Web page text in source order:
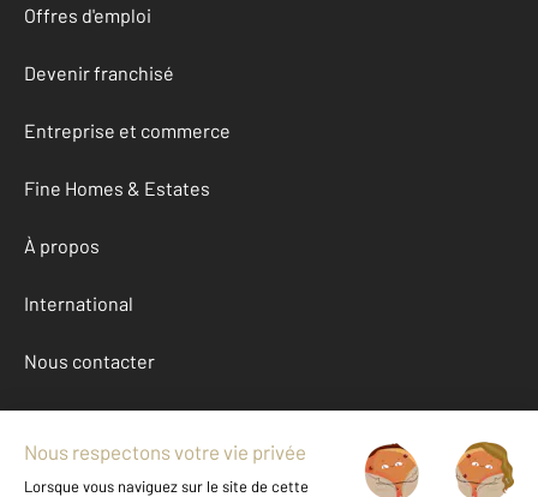
Offres d'emploi
Devenir franchisé
Entreprise et commerce
Fine Homes & Estates
À propos
International
Nous contacter
Mentions légales & CGU et Barèmes d'honoraires